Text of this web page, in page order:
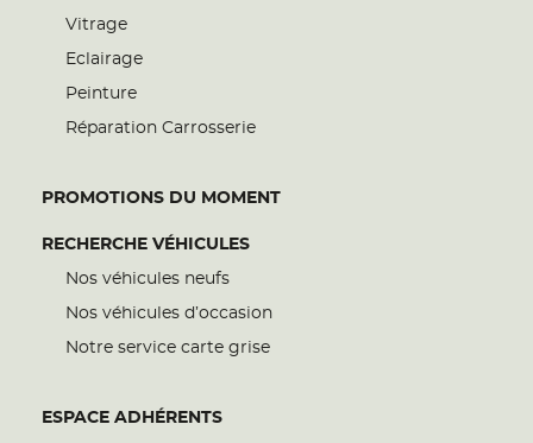
Vitrage
Eclairage
Peinture
Réparation Carrosserie
PROMOTIONS DU MOMENT
RECHERCHE VÉHICULES
Nos véhicules neufs
Nos véhicules d’occasion
Notre service carte grise
ESPACE ADHÉRENTS